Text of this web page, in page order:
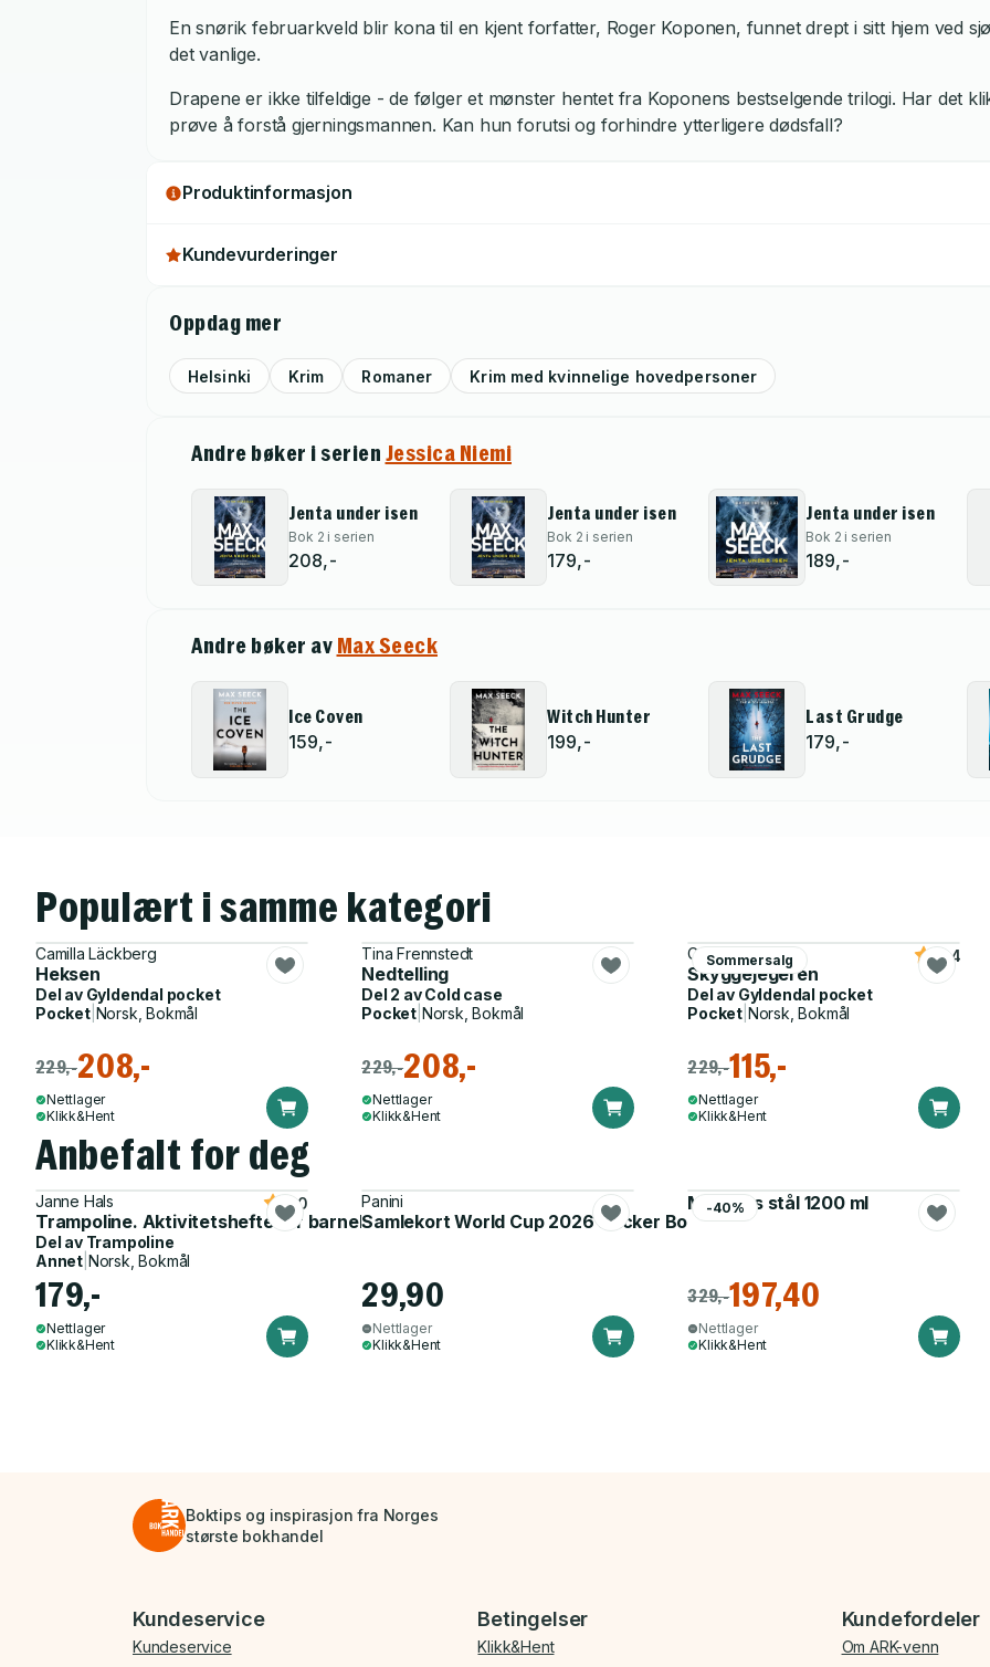
En snørik februarkveld blir kona til en kjent forfatter, Roger Koponen, funnet drept i sitt hjem ved
det vanlige.
Drapene er ikke tilfeldige - de følger et mønster hentet fra Koponens bestselgende trilogi. Har det
prøve å forstå gjerningsmannen. Kan hun forutsi og forhindre ytterligere dødsfall?
Produktinformasjon
Kundevurderinger
Oppdag mer
Helsinki Krim Romaner Krim med kvinnelige hovedpersoner
Andre bøker i serien Jessica Niemi
Jenta under isen
Bok 2 i serien
208,-
Jenta under isen
Bok 2 i serien
179,-
Jenta under isen
Bok 2 i serien
189,-
Andre bøker av Max Seeck
Ice Coven
159,-
Witch Hunter
199,-
Last Grudge
179,-
Populært i samme kategori
Camilla Läckberg
Heksen
Del av Gyldendal pocket
Pocket| Norsk, Bokmål
229,-208,-
Nettlager
Klikk&Hent
Tina Frennstedt
Nedtelling
Del 2 avCold case
Pocket| Norsk, Bokmål
229,-208,-
Nettlager
Klikk&Hent
Sommersalg
Camilla Grebe
Skyggejegeren
4.4
Del av Gyldendal pocket
Pocket Norsk, Bokmål
229,-115,-
Nettlager
Klikk&Hent
Anbefalt for deg
Janne Hals
Trampoline. Aktivitetshefte for barnehagen
5.0
Del av Trampoline
Annet Norsk, Bokmål
179,-
Nettlager
Klikk&Hent
Panini
Samlekort World Cup 2026 Sticker Booster
29,90
Nettlager
Klikk&Hent
-40%
Matboks stål 1200 ml
329,-197,40
Nettlager
Klikk&Hent
Boktips og inspirasjon fra Norges
største bokhandel
Bunnmeny
Kundeservice
Kundeservice
Betingelser
Klikk&Hent
Kundefordeler
Om ARK-venn